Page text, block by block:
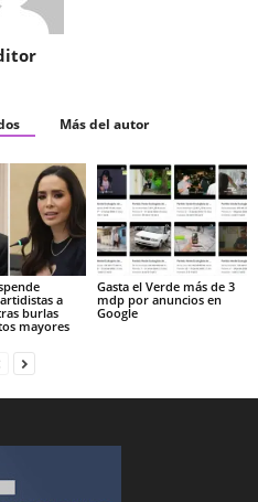
Más del autor
a
burlas
mayores
Gasta el Verde más de 3
mdp por anuncios en
Google